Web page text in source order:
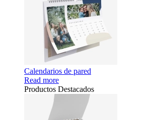
Calendarios de pared
Read more
Productos Destacados